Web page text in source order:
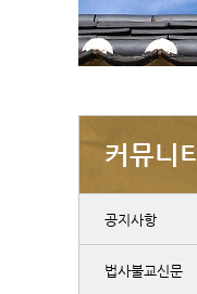
커뮤니티
공지사항
법사불교신문